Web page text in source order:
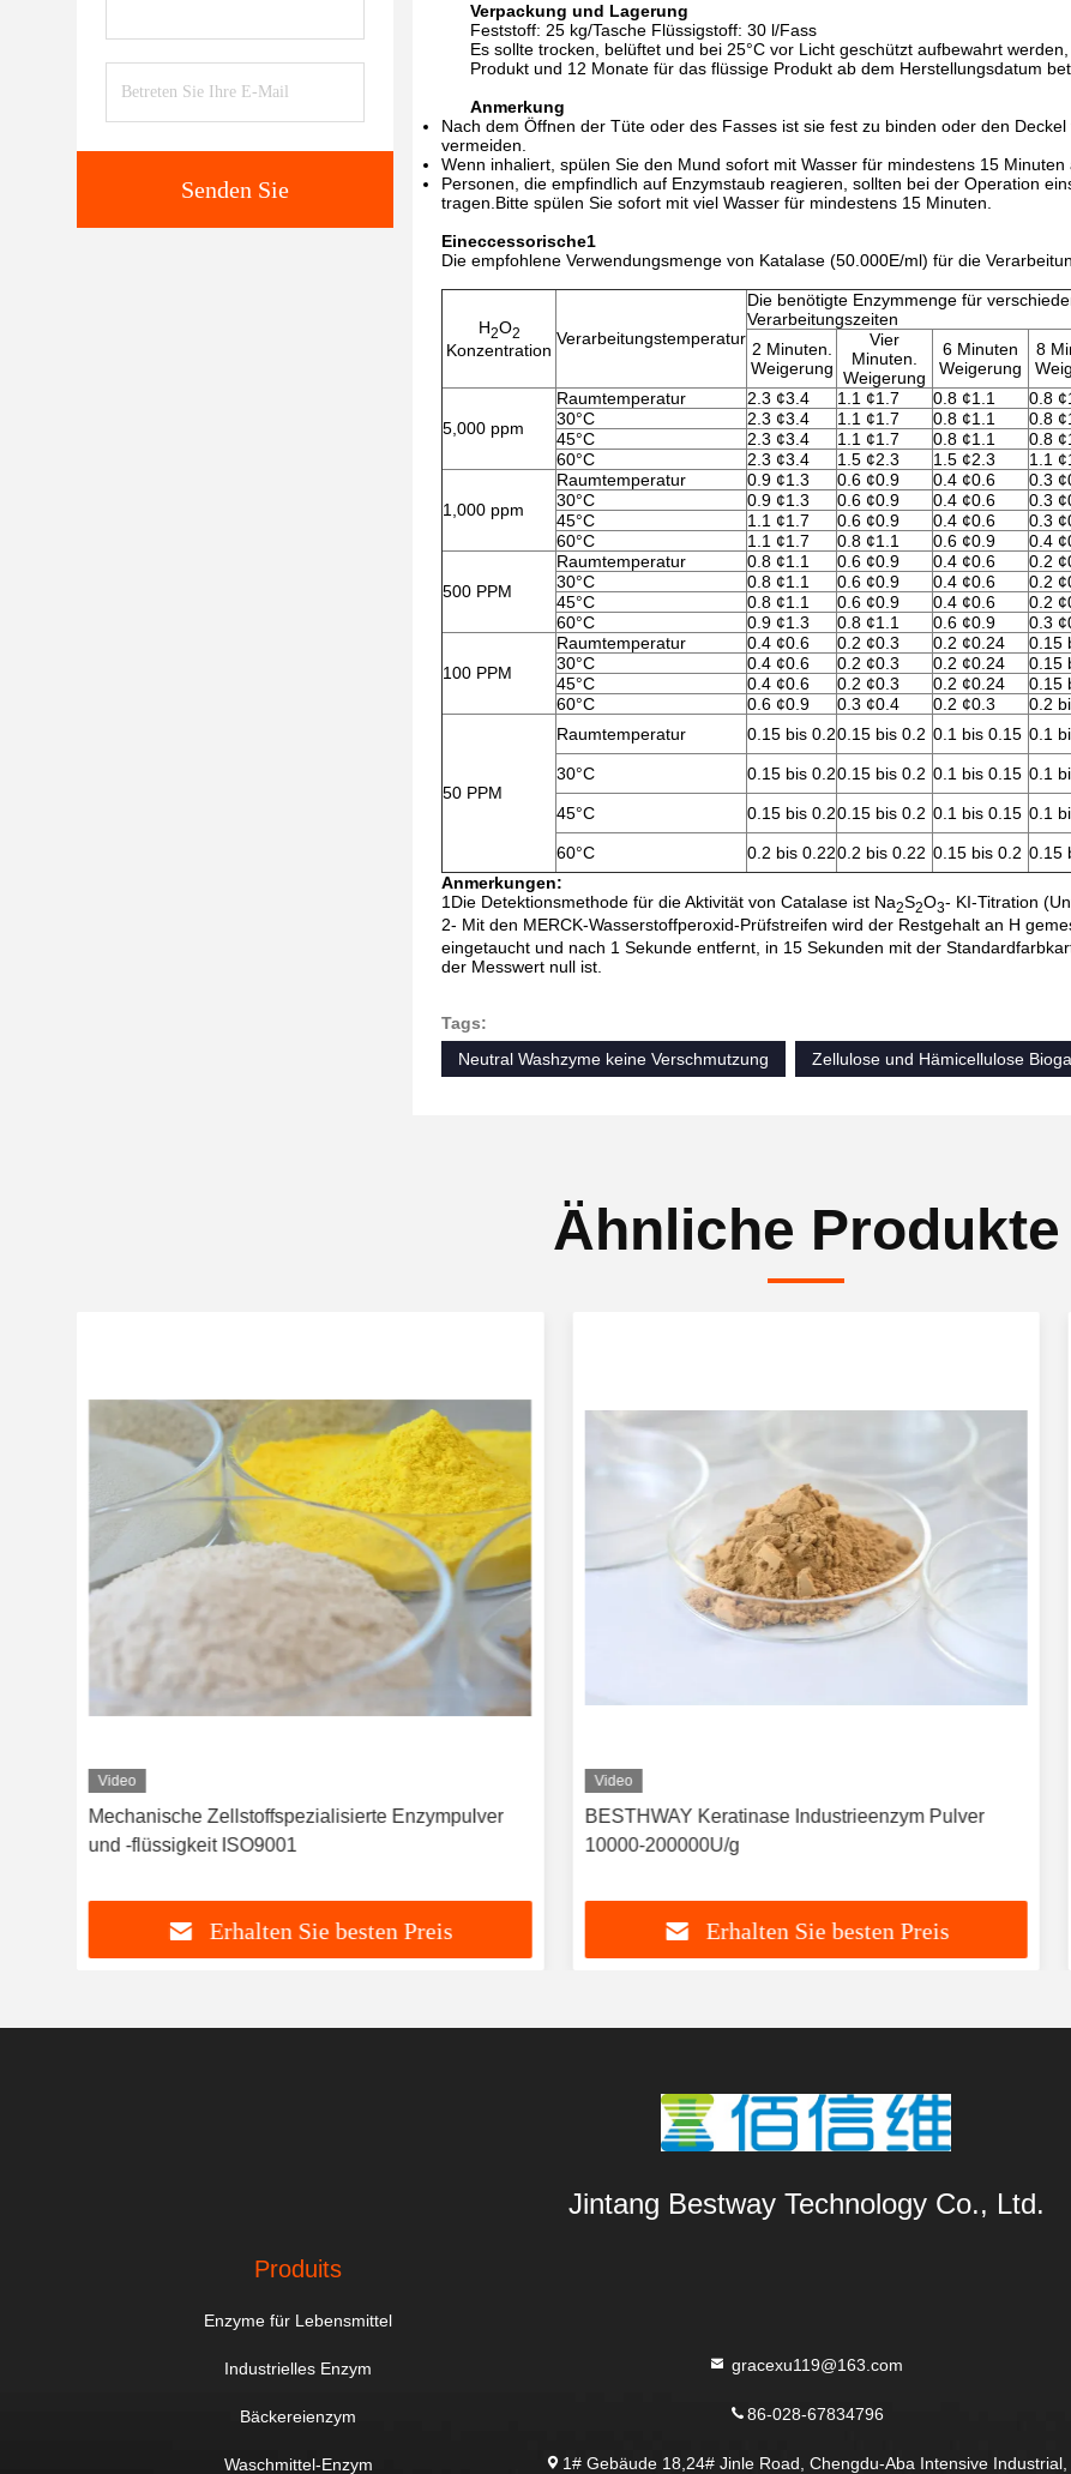
Senden Sie
Verpackung und Lagerung
Feststoff: 25 kg/Tasche Flüssigstoff: 30 l/Fass
Es sollte trocken, belüftet und bei 25°C vor Licht geschützt aufbewahrt
Produkt und 12 Monate für das flüssige Produkt ab dem Herstellungsdatum
Anmerkung
Nach dem Öffnen der Tüte oder des Fasses ist sie fest zu binden oder den
vermeiden.
Wenn inhaliert, spülen Sie den Mund sofort mit Wasser für mindestens 15 Minuten
Personen, die empfindlich auf Enzymstaub reagieren, sollten bei der Operation
tragen.Bitte spülen Sie sofort mit viel Wasser für mindestens 15 Minuten.
Eineccessorische1
Die empfohlene Verwendungsmenge von Katalase (50.000E/ml) für die
H2O2
Konzentration
Verarbeitungstemperatur
Die benötigte Enzymmenge für
Verarbeitungszeiten
2 Minuten.
Weigerung
Vier
Minuten.
Weigerung
6 Minuten
Weigerung
8
5,000 ppm
Raumtemperatur 2.3 ¢3.4 1.1 ¢1.7 0.8 ¢1.1 0.8
30°C
2.3 ¢3.4 1.1 ¢1.7 0.8 ¢1.1 0.8
45°C
2.3 ¢3.4 1.1 ¢1.7 0.8 ¢1.1 0.8
60°C
2.3 ¢3.4 1.5 ¢2.3 1.5 ¢2.3 1.1
1,000 ppm
Raumtemperatur 0.9 ¢1.3 0.6 ¢0.9 0.4 ¢0.6 0.3
30°C
0.9 ¢1.3 0.6 ¢0.9 0.4 ¢0.6 0.3
45°C
1.1 ¢1.7 0.6 ¢0.9 0.4 ¢0.6 0.3
60°C
1.1 ¢1.7 0.8 ¢1.1 0.6 ¢0.9 0.4
500 PPM
Raumtemperatur 0.8 ¢1.1 0.6 ¢0.9 0.4 ¢0.6 0.2
30°C
0.8 ¢1.1 0.6 ¢0.9 0.4 ¢0.6 0.2
45°C
0.8 ¢1.1 0.6 ¢0.9 0.4 ¢0.6 0.2
60°C
0.9 ¢1.3 0.8 ¢1.1 0.6 ¢0.9 0.3
100 PPM
Raumtemperatur 0.4 ¢0.6 0.2 ¢0.3 0.2 ¢0.24 0.15
30°C
0.4 ¢0.6 0.2 ¢0.3 0.2 ¢0.24 0.15
45°C
0.4 ¢0.6 0.2 ¢0.3 0.2 ¢0.24 0.15
60°C
0.6 ¢0.9 0.3 ¢0.4 0.2 ¢0.3 0.2
50 PPM
Raumtemperatur 0.15 bis 0.20.15 bis 0.2 0.1 bis 0.15 0.1
30°C
0.15 bis 0.20.15 bis 0.2 0.1 bis 0.15 0.1
45°C
0.15 bis 0.20.15 bis 0.2 0.1 bis 0.15 0.1
60°C
0.2 bis 0.220.2 bis 0.22 0.15 bis 0.2 0.15
Anmerkungen:
1Die Detektionsmethode für die Aktivität von Catalase ist Na2S2O3- KI-Titration
2- Mit den MERCK-Wasserstoffperoxid-Prüfstreifen wird der Restgehalt an H
eingetaucht und nach 1 Sekunde entfernt, in 15 Sekunden mit der
der Messwert null ist.
Tags:
Neutral Washzyme keine Verschmutzung
Zellulose und Hämicellulose
Ähnliche Produkte
Video
Mechanische Zellstoffspezialisierte Enzympulver
und -flüssigkeit ISO9001
Erhalten Sie besten Preis
Video
BESTHWAY Keratinase Industrieenzym Pulver
10000-200000U/g
Erhalten Sie besten Preis
Jintang Bestway Technology Co., Ltd.
Produits
Enzyme für Lebensmittel
Industrielles Enzym
Bäckereienzym
Waschmittel-Enzym
gracexu119@163.com
86-028-67834796
1# Gebäude 18,24# Jinle Road, Chengdu-Aba Intensive Industrial,